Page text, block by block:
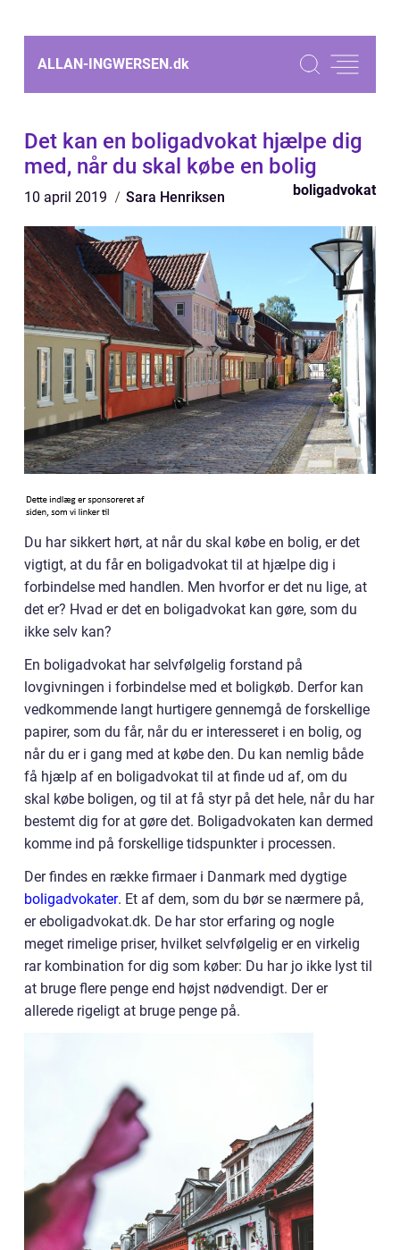
ALLAN-INGWERSEN.dk
Det kan en boligadvokat hjælpe dig
med, når du skal købe en bolig
10 april 2019 Sara Henriksen boligadvokat
Du har sikkert hørt, at når du skal købe en bolig, er det
vigtigt, at du får en boligadvokat til at hjælpe dig i
forbindelse med handlen. Men hvorfor er det nu lige, at
det er? Hvad er det en boligadvokat kan gøre, som du
ikke selv kan?
En boligadvokat har selvfølgelig forstand på
lovgivningen i forbindelse med et boligkøb. Derfor kan
vedkommende langt hurtigere gennemgå de forskellige
papirer, som du får, når du er interesseret i en bolig, og
når du er i gang med at købe den. Du kan nemlig både
få hjælp af en boligadvokat til at finde ud af, om du
skal købe boligen, og til at få styr på det hele, når du har
bestemt dig for at gøre det. Boligadvokaten kan dermed
komme ind på forskellige tidspunkter i processen.
Der findes en række firmaer i Danmark med dygtige
boligadvokater. Et af dem, som du bør se nærmere på,
er eboligadvokat.dk. De har stor erfaring og nogle
meget rimelige priser, hvilket selvfølgelig er en virkelig
rar kombination for dig som køber: Du har jo ikke lyst til
at bruge flere penge end højst nødvendigt. Der er
allerede rigeligt at bruge penge på.